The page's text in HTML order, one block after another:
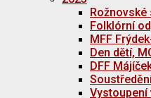
Folklórní
MFF
Den dětí,
DFF
Vystoupení